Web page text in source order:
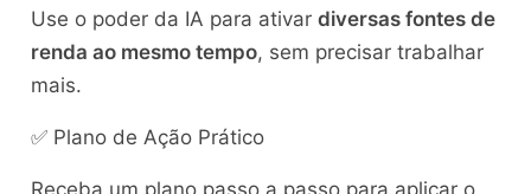
Use o poder da IA para ativar diversas fontes de
renda ao mesmo tempo, sem precisar trabalhar
mais.
✅ Plano de Ação Prático
Receba um plano passo a passo para aplicar o